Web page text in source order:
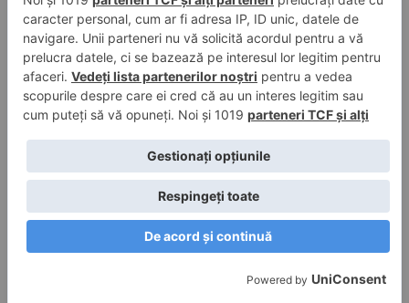
12 iun. 2025, 13:31înAdministrativ
Campanie GRATUITĂ! Ce trebuie să știe toți
piteștenii
Știri
piteșteni: Ce se întâmplă cu programul de